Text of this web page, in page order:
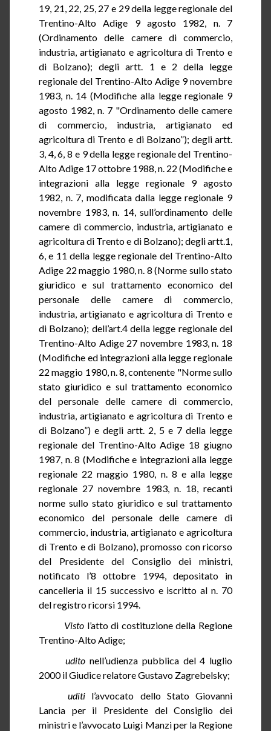
19, 21, 22, 25, 27 e 29 della legge regionale del
Trentino-Alto Adige 9 agosto 1982, n. 7
(Ordinamento delle camere di commercio,
industria, artigianato e agricoltura di Trento e
di Bolzano); degli artt. 1 e 2 della legge
regionale del Trentino-Alto Adige 9 novembre
1983, n. 14 (Modifiche alla legge regionale 9
agosto 1982, n. 7 "Ordinamento delle camere
di commercio, industria, artigianato ed
agricoltura di Trento e di Bolzano”); degli artt.
3, 4, 6, 8 e 9 della legge regionale del Trentino-
Alto Adige 17 ottobre 1988, n. 22 (Modifiche e
integrazioni alla legge regionale 9 agosto
1982, n. 7, modificata dalla legge regionale 9
novembre 1983, n. 14, sull’ordinamento delle
camere di commercio, industria, artigianato e
agricoltura di Trento e di Bolzano); degli artt .1,
6, e 11 della legge regionale del Trentino-Alto
Adige 22 maggio 1980, n. 8 (Norme sullo stato
giuridico e sul trattamento economico del
personale delle camere di commercio,
industria, artigianato e agricoltura di Trento e
di Bolzano); dell’art.4 della legge regionale del
Trentino-Alto Adige 27 novembre 1983, n. 18
(Modifiche ed integrazioni alla legge regionale
22 maggio 1980, n. 8, contenente "Norme sullo
stato giuridico e sul trattamento economico
del personale delle camere di commercio,
industria, artigianato e agricoltura di Trento e
di Bolzano”) e degli artt. 2, 5 e 7 della legge
regionale del Trentino-Alto Adige 18 giugno
1987, n. 8 (Modifiche e integrazioni alla legge
regionale 22 maggio 1980, n. 8 e alla legge
regionale 27 novembre 1983, n. 18, recanti
norme sullo stato giuridico e sul trattamento
economico del personale delle camere di
commercio, industria, artigianato e agricoltura
di Trento e di Bolzano), promosso con ricorso
del Presidente del Consiglio dei ministri,
notificato l’8 ottobre 1994, depositato in
cancelleria il 15 successivo e iscritto al n. 70
del registro ricorsi 1994.
Visto l’atto di costituzione della Regione
Trentino-Alto Adige;
udito nell’udienza pubblica del 4 luglio
2000 il Giudice relatore Gustavo Zagrebelsky;
uditi l’avvocato dello Stato Giovanni
Lancia per il Presidente del Consiglio dei
ministri e l’avvocato Luigi Manzi per la Regione